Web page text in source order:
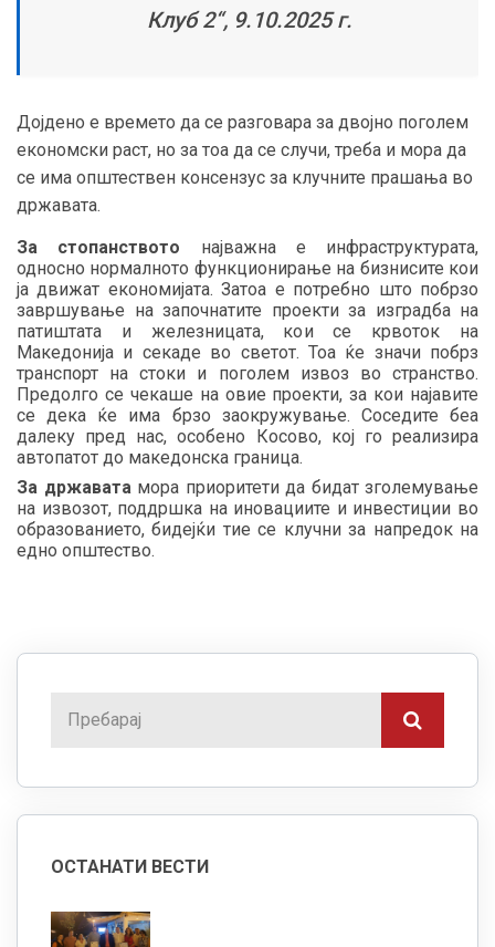
Клуб 2“, 9.10.2025 г.
Дојдено е времето да се разговара за двојно поголем
економски раст, но за тоа да се случи, треба и мора да
се има општествен консензус за клучните прашања во
државата.
За стопанството најважна е инфраструктурата,
односно нормалното функционирање на бизнисите кои
ја движат економијата. Затоа е потребно што побрзо
завршување на започнатите проекти за изградба на
патиштата и железницата, кои се крвоток на
Македонија и секаде во светот. Тоа ќе значи побрз
транспорт на стоки и поголем извоз во странство.
Предолго се чекаше на овие проекти, за кои најавите
се дека ќе има брзо заокружување. Соседите беа
далеку пред нас, особено Косово, кој го реализира
автопатот до македонска граница.
За државатамора приоритети да бидат зголемување
на извозот, поддршка на иновациите и инвестиции во
образованието, бидејќи тие се клучни за напредок на
едно општество.
ОСТАНАТИ ВЕСТИ